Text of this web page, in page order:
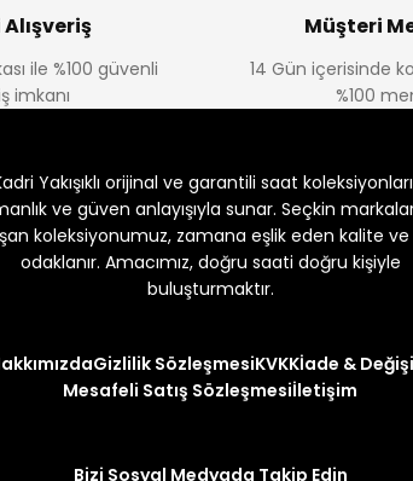
ile %100 güvenli
imkanı
Müşteri
14 Gün içerisinde
%100
Yakışıklı orijinal ve garantili saat
ve güven anlayışıyla sunar. Seçkin
koleksiyonumuz, zamana eşlik eden kalite ve
odaklanır. Amacımız, doğru saati doğru kişiyle
buluşturmaktır.
Gizlilik SözleşmesiKVKKİade &
Mesafeli Satış Sözleşmesiİletişim
Bizi Sosyal Medyada Takip Edin